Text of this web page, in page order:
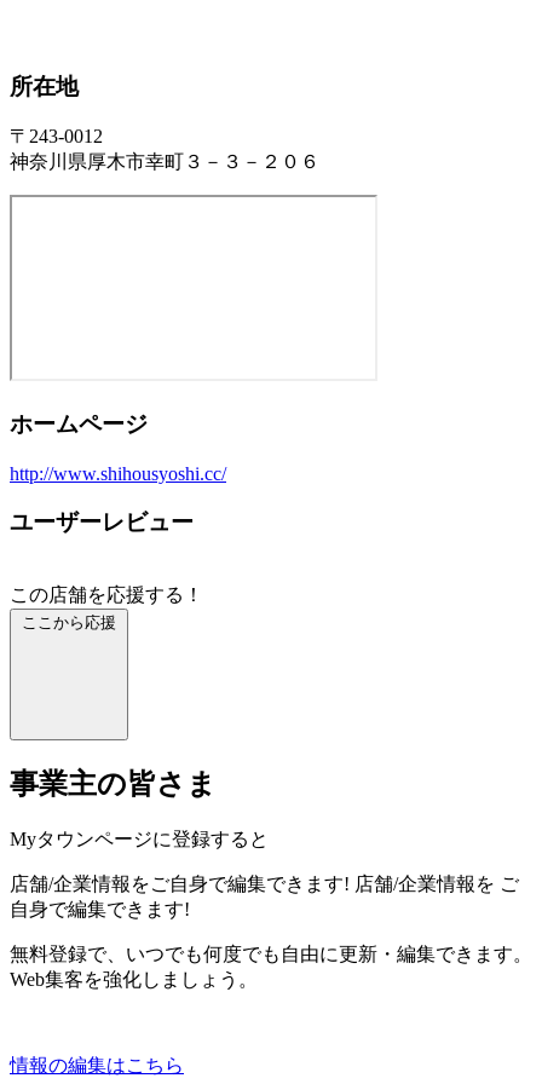
所在地
〒243-0012
神奈川県厚木市幸町３－３－２０６
ホームページ
http://www.shihousyoshi.cc/
ユーザーレビュー
この店舗を応援する！
ここから応援
事業主の皆さま
Myタウンページに登録すると
店舗/企業情報をご自身で編集できます! 店舗/企業情報を ご
自身で編集できます!
無料登録で、いつでも何度でも自由に更新・編集できます。
Web集客を強化しましょう。
情報の編集はこちら